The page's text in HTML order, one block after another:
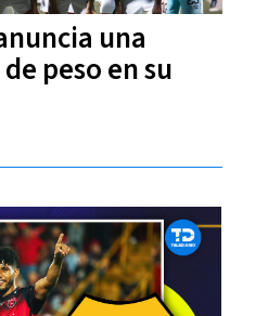
una
peso en su